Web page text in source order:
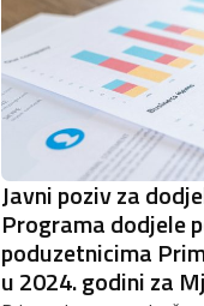
Javni poziv za
Programa dodjele
poduzetnicima
u 2024. godini za